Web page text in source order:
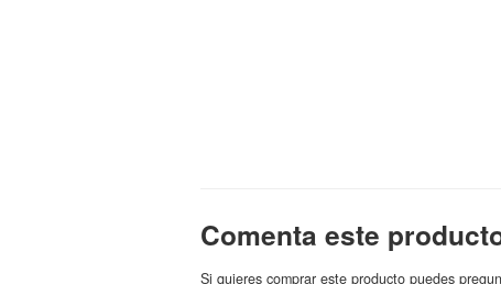
Comenta este
Si quieres comprar este producto puedes